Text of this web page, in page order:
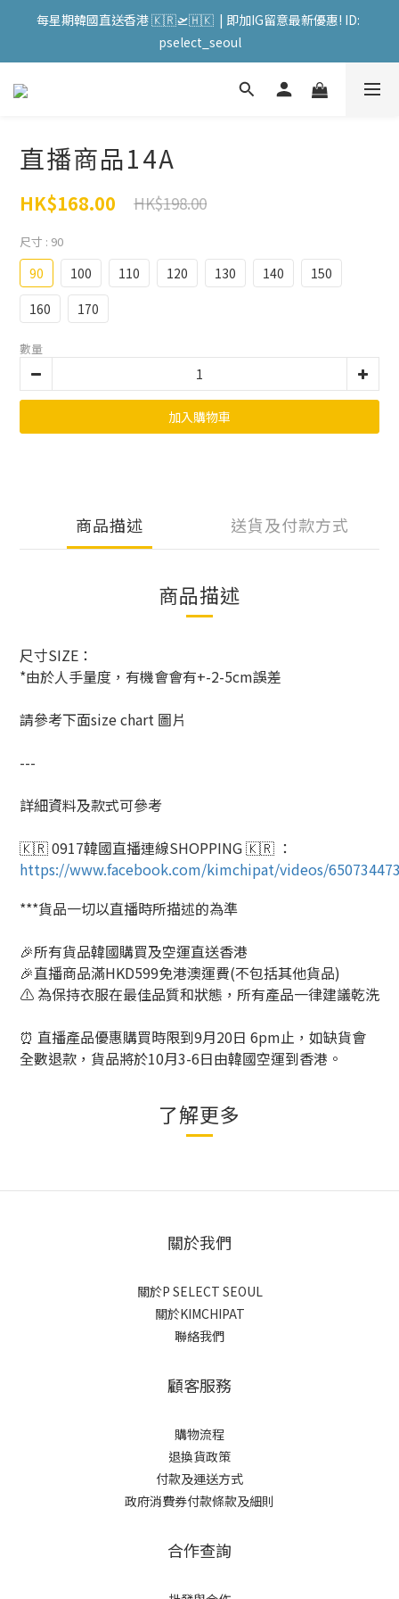
會員購物滿HKD599寄送 順豐站 / 順便智能櫃 免運費! (果汁/韓國
被/直播商品除外) | FACEBOOK: PATC遊走泡菜國
每星期韓國直送香港 🇰🇷🛫🇭🇰  | 即加IG留意最新優惠! ID:
pselect_seoul
會員購物滿HKD599寄送 順豐站 / 順便智能櫃 免運費! (果汁/韓國
被/直播商品除外) | FACEBOOK: PATC遊走泡菜國
直播商品14A
HK$168.00 HK$198.00
尺寸 : 90
90 100 110 120 130 140
150
160
170
數量
加入購物車
商品描述 送貨及付款方式
商品描述
尺寸SIZE：
*由於人手量度，有機會會有+-2-5cm誤差
請參考下面size chart 圖片
---
詳細資料及款式可參考
🇰🇷 0917韓國直播連線SHOPPING 🇰🇷 ：
https://www.facebook.com/kimchipat/videos/
***貨品一切以直播時所描述的為準
🎉所有貨品韓國購買及空運直送香港
🎉直播商品滿HKD599免港澳運費(不包括其他貨品)
⚠️ 為保持衣服在最佳品質和狀態，所有產品一律建議乾洗
⏰ 直播產品優惠購買時限到9月20日 6pm止，如缺貨會
全數退款，貨品將於10月3-6日由韓國空運到香港。
了解更多
關於我們
關於P SELECT SEOUL
關於KIMCHIPAT
聯絡我們
顧客服務
購物流程
退換貨政策
付款及運送方式
政府消費券付款條款及細則
合作查詢